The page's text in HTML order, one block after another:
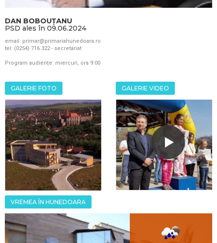
DAN BOBOUȚANU
PSD ales în 09.06.2024
email: primar@primariahunedoara.ro
tel: (0254) 716 322 - secretariat
Program audiențe: miercuri, ora 9:00
GALERIE FOTO GALERIE VIDEO
VREMEA ÎN HUNEDOARA